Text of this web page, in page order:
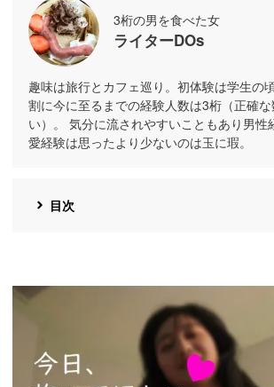
3桁の男を食べた女
ライターDOs
趣味は旅行とカフェ巡り。初体験は学生の
割に今に至るまでの経験人数は3桁（正確
い）。 気分に流されやすいこともあり男性
愛経験は思ったより少ないのは玉に瑕。
目次
https://pcmax.jp/lp/?